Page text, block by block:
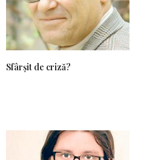
Sfârșit de criză?